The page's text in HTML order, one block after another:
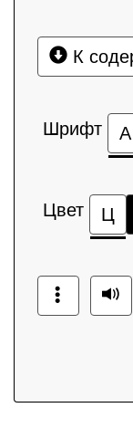
К
Шрифт А
Цвет Ц